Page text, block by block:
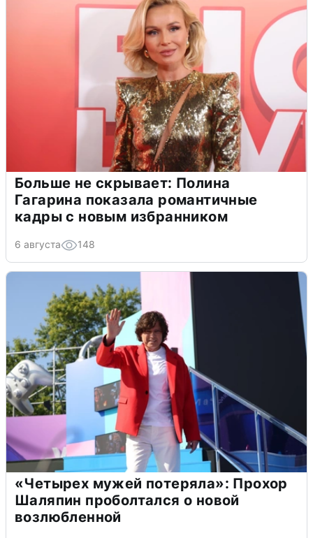
Больше не скрывает: Полина
Гагарина показала романтичные
кадры с новым избранником
6 августа 148
«Четырех мужей потеряла»: Прохор
Шаляпин проболтался о новой
возлюбленной